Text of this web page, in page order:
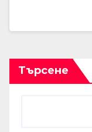
Търсене